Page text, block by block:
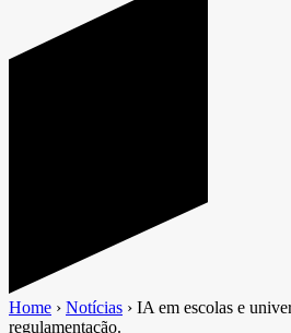
Home › Notícias › IA em escolas e
regulamentação.